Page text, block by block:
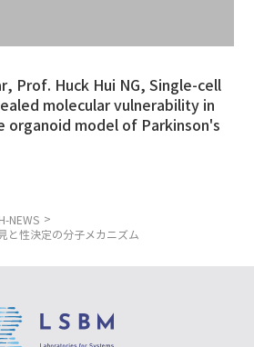
Prof. Huck Hui NG, Single-cell
molecular vulnerability in
organoid model of Parkinson's
NEWS
と性決定の分子メカニズム